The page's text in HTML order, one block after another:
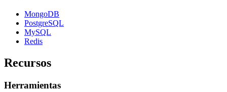
MongoDB
PostgreSQL
MySQL
Redis
Recursos
Herramientas